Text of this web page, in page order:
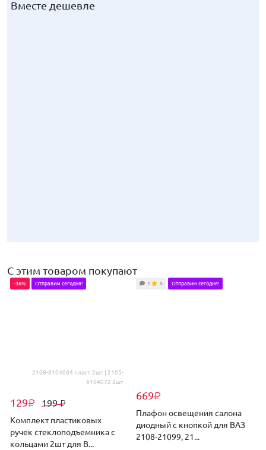
Вместе дешевле
9649₽
С этим товаром покупают
2108-6104064 пласт. 2шт | 2105-
6104072 2шт
129₽ 199₽
-36% Отправим сегодня!
Комплект пластиковых
ручек стеклоподъемника с
кольцами 2шт для В...
669₽
1 5 Отправим сегодня!
Плафон освещения салона
диодный с кнопкой для ВАЗ
2108-21099, 21...